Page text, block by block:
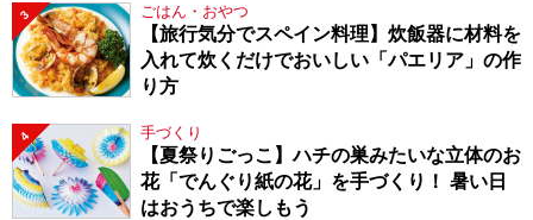
3 ごはん・おやつ
【旅行気分でスペイン料理】炊飯器に材料を
入れて炊くだけでおいしい「パエリア」の作
り方
4 手づくり
【夏祭りごっこ】ハチの巣みたいな立体のお
花「でんぐり紙の花」を手づくり！ 暑い日
はおうちで楽しもう